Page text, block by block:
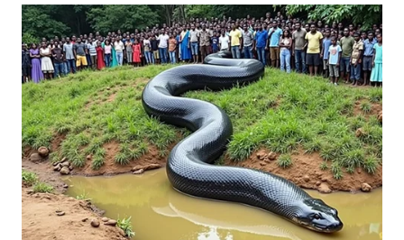
PADANG
LAWAS
WN
SUMEDANG
WN
CIANJUR
WN
KEPULAUAN